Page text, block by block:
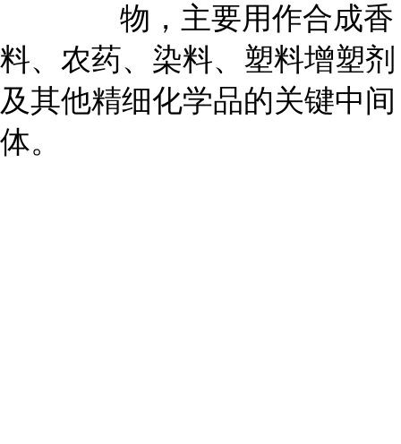
物，主要用作合成香
料、农药、染料、塑料增塑剂
及其他精细化学品的关键中间
体。